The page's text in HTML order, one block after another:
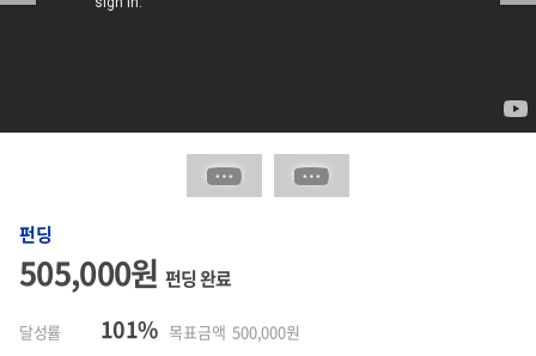
펀딩
505,000원 펀딩 완료
달성률 101% 목표금액 500,000원